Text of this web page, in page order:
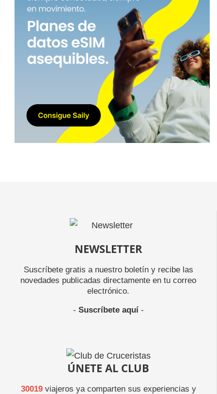
NEWSLETTER
Suscríbete gratis a nuestro boletín y recibe las
novedades publicadas directamente en tu correo
electrónico.
- Suscríbete aquí-
ÚNETE AL CLUB
30019viajeros ya comparten sus experiencias y